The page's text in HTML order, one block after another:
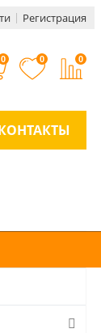
Регистрация
0 0 0